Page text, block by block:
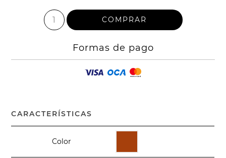
Formas de pago
CARACTERÍSTICAS
Color